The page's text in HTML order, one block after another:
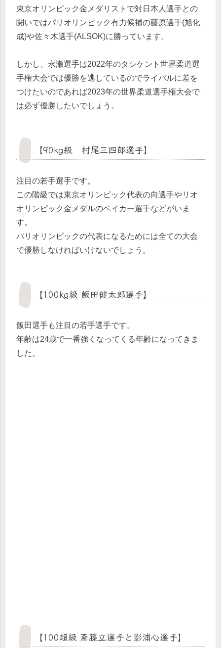
東京オリンピック金メダリストで対日本人選手との
闘いではパリオリンピック有力候補の藤原選手(旭化
成)や佐々木選手(ALSOK)に勝っています。
しかし、永瀬選手は2022年のタシケント世界柔道選
手権大会では優勝を逃しているのでライバルに差を
つけたいのであれば2023年の世界柔道選手権大会で
は必ず優勝したいでしょう。
【90kg級 村尾三四郎選手】
注目の若手選手です。
この階級では東京オリンピック代表の向選手やリオ
オリンピック金メダルのベイカー選手などがいま
す。
パリオリンピックの代表になるためには全ての大会
で優勝しなければいけないでしょう。
【100kg級 飯田健太郎選手】
飯田選手も注目の若手選手です。
年齢は24歳で一番強くなってくる年齢になってきま
した。
【100超級 斎藤立選手と影浦心選手】